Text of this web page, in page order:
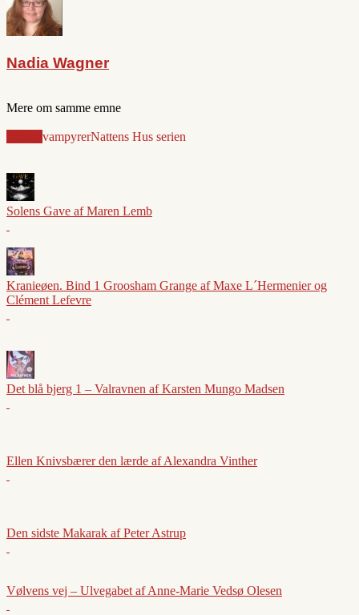
Nadia Wagner
Mere om samme emne
vampyrerNattens Hus serien
Solens Gave af Maren Lemb
Kranieøen. Bind 1 Groosham Grange af Maxe L´Hermenier og
Clément Lefevre
Det blå bjerg 1 – Valravnen af Karsten Mungo Madsen
Ellen Knivsbærer den lærde af Alexandra Vinther
Den sidste Makarak af Peter Astrup
Vølvens vej – Ulvegabet af Anne-Marie Vedsø Olesen